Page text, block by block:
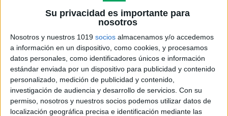
Su privacidad es importante para
nosotros
Nosotros y nuestros 1019 socios almacenamos y/o accedemos
a información en un dispositivo, como cookies, y procesamos
datos personales, como identificadores únicos e información
estándar enviada por un dispositivo para publicidad y contenido
personalizado, medición de publicidad y contenido,
investigación de audiencia y desarrollo de servicios. Con su
permiso, nosotros y nuestros socios podemos utilizar datos de
localización geográfica precisa e identificación mediante las